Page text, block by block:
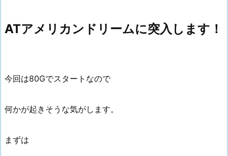
ATアメリカンドリームに突入します！
今回は80Gでスタートなので
何かが起きそうな気がします。
まずは